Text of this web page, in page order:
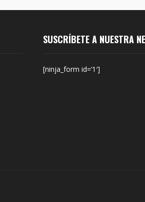
SUSCRÍBETE A NUESTRA
[ninja_form id=’1′]